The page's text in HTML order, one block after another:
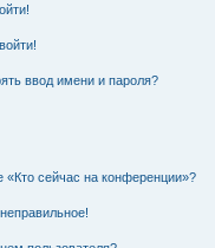
ввод имени и пароля?
«Кто сейчас на конференции»?